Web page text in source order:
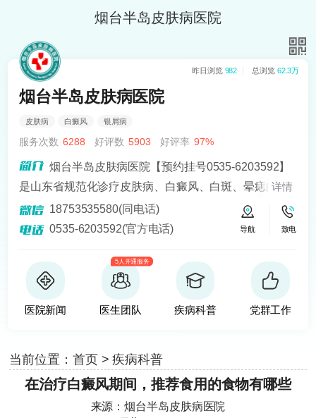
烟台半岛皮肤病医院
昨日浏览 982 总浏览 62.3万
烟台半岛皮肤病医院
皮肤病 白癜风 银屑病
服务次数 6288 好评数 5903 好评率 97%
烟台半岛皮肤病医院【预约挂号0535-6203592】
是山东省规范化诊疗皮肤病、白癜风、白斑、晕痣的医
院。熟悉皮肤病科常见病、多发病、疑难病的诊治，尤
其擅长光化学疗法、窄波紫外线、308准分子激光以及外
移植治疗白癜风，包括自体表皮移植、微小皮片移植、
自体培养黑素细胞移植等。
详情
18753535580(同电话)
0535-6203592(官方电话)
导航 致电
医院新闻
5人开通服务
医生团队 疾病科普 党群工作
当前位置： 首页>疾病科普
在治疗白癜风期间，推荐食用的食物有哪些
来源：烟台半岛皮肤病医院